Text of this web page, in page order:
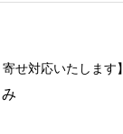
せ対応いたします】